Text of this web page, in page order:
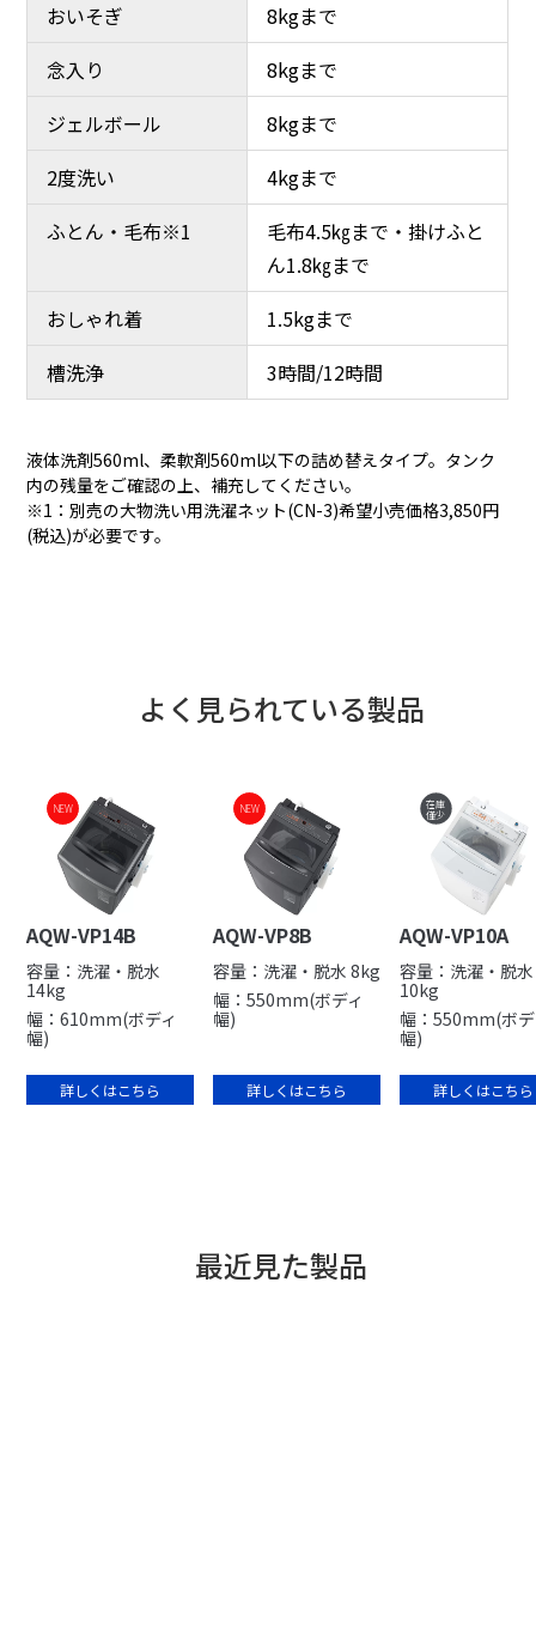
おいそぎ
8kgまで
念入り
8kgまで
ジェルボール
8kgまで
2度洗い
4kgまで
ふとん・毛布※1
毛布4.5㎏まで・掛けふと
ん1.8㎏まで
おしゃれ着
1.5kgまで
槽洗浄
3時間/12時間​
液体洗剤560ml、柔軟剤560ml以下の詰め替えタイプ。タンク
内の残量をご確認の上、補充してください。
※1：別売の大物洗い用洗濯ネット(CN-3)希望小売価格3,850円
(税込)が必要です。
よく見られている製品
NEW
NEW
AQW-VP14B
容量：洗濯・脱水
14kg
幅：610mm(ボディ
幅)
詳しくはこちら
NEW
NEW
AQW-VP8B
容量：洗濯・脱水 8kg
幅：550mm(ボディ
幅)
詳しくはこちら
在庫
僅少
AQW-VP10A
容量：洗濯・脱水
10kg
幅：550mm(ボ
幅)
詳しくはこちら
最近見た製品